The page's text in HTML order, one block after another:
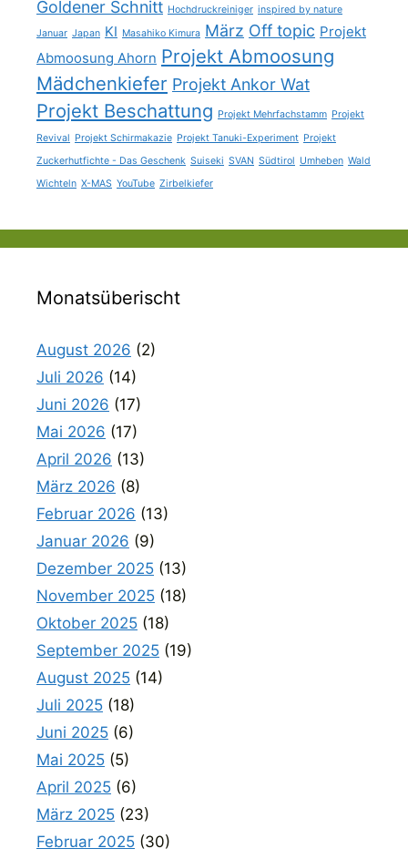
Goldener Schnitt Hochdruckreiniger inspired by nature
Januar Japan KI Masahiko Kimura März Off topic Projekt
Abmoosung Ahorn Projekt Abmoosung
Mädchenkiefer Projekt Ankor Wat
Projekt Beschattung Projekt Mehrfachstamm Projekt
Revival Projekt Schirmakazie Projekt Tanuki-Experiment Projekt
Zuckerhutfichte - Das Geschenk Suiseki SVAN Südtirol Umheben Wald
Wichteln X-MAS YouTube Zirbelkiefer
Monatsüberischt
August 2026 (2)
Juli 2026 (14)
Juni 2026 (17)
Mai 2026 (17)
April 2026 (13)
März 2026 (8)
Februar 2026 (13)
Januar 2026 (9)
Dezember 2025 (13)
November 2025 (18)
Oktober 2025 (18)
September 2025 (19)
August 2025 (14)
Juli 2025 (18)
Juni 2025 (6)
Mai 2025 (5)
April 2025 (6)
März 2025 (23)
Februar 2025 (30)